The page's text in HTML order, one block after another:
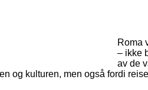
Roma
– ikke
av de
og kulturen, men også fordi